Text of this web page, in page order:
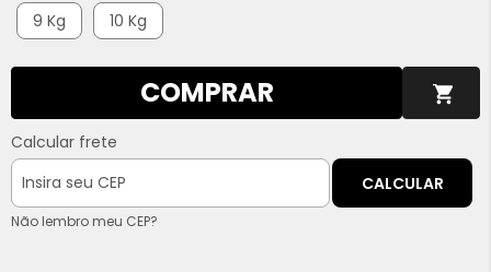
9 Kg 10 Kg
COMPRAR
Calcular frete
CALCULAR
Não lembro meu CEP?